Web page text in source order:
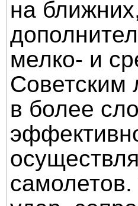
на
мелко- и
Советским
в более